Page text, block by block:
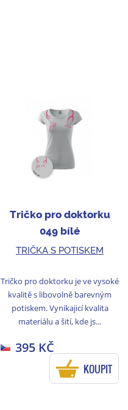
Tričko pro doktorku
049 bílé
TRIČKA S POTISKEM
Tričko pro doktorku je ve vysoké
kvalitě s libovolně barevným
potiskem. Vynikajicí kvalita
materiálu a šití, kde js...
395 KČ
KOUPIT